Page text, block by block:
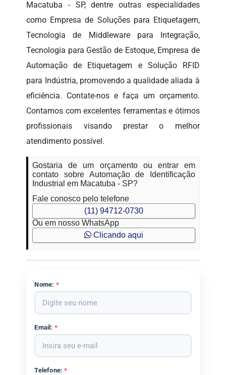
Macatuba - SP, dentre outras especialidades
como Empresa de Soluções para Etiquetagem,
Tecnologia de Middleware para Integração,
Tecnologia para Gestão de Estoque, Empresa de
Automação de Etiquetagem e Solução RFID
para Indústria, promovendo a qualidade aliada à
eficiência. Contate-nos e faça um orçamento.
Contamos com excelentes ferramentas e ótimos
profissionais visando prestar o melhor
atendimento possível.
Gostaria de um orçamento ou entrar em
contato sobre Automação de Identificação
Industrial em Macatuba - SP?
Fale conosco pelo telefone
(11) 94712-0730
Ou em nosso WhatsApp
Clicando aqui
Nome: *
Email: *
Telefone:*